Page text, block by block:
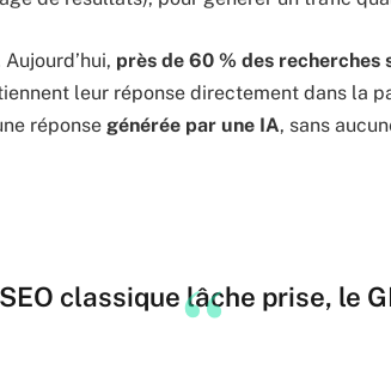
près de 60 % des recherches
leur réponse directement dans la
réponse générée par une IA, sans
classique lâche prise, le